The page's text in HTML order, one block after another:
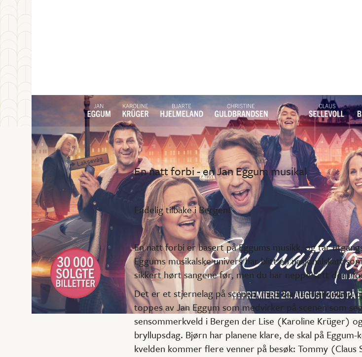
En natt forbi - en Jan Eggum musikal
Endelig tilbake i Bergen!
En natt forbi er basert på Eggums musikk, og tar
Eggums musikalske univers har blitt en nasjonalskatt
sikkert hørt sangene før, men du har neppe sett dem
Det er et stjernelag på scenen, med Bjarte Hjelmeland
toppes av Jan Eggum som medvirker på scenen som
sensommerkveld i Bergen der Lise (Karoline Krüger)
bryllupsdag. Bjørn har planene klare, de skal på
kvelden kommer flere venner på besøk: Tommy